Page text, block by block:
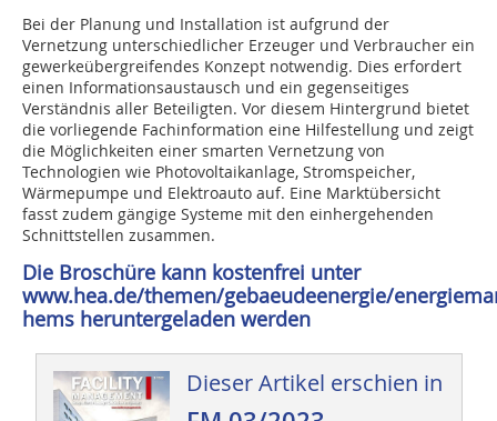
Bei der Planung und Installation ist aufgrund der
Vernetzung unterschiedlicher Erzeuger und Verbraucher ein
gewerkeübergreifendes Konzept notwendig. Dies erfordert
einen Informationsaustausch und ein gegenseitiges
Verständnis aller Beteiligten. Vor diesem Hintergrund bietet
die vorliegende Fachinformation eine Hilfestellung und zeigt
die Möglichkeiten einer smarten Vernetzung von
Technologien wie Photovoltaikanlage, Stromspeicher,
Wärmepumpe und Elektroauto auf. Eine Marktübersicht
fasst zudem gängige Systeme mit den einhergehenden
Schnittstellen zusammen.
Die Broschüre kann kostenfrei unter
www.hea.de/themen/gebaeudeenergie/
hems heruntergeladen werden
Dieser Artikel erschien in